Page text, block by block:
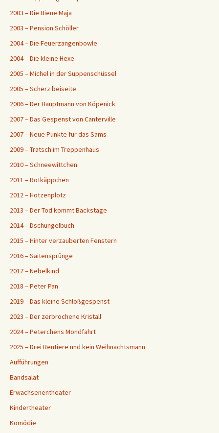
2003 – Die Biene Maja
2003 – Pension Schöller
2004 – Die Feuerzangenbowle
2004 – Die kleine Hexe
2005 – Michel in der Suppenschüssel
2005 – Scherz beiseite
2006 – Der Hauptmann von Köpenick
2007 – Das Gespenst von Canterville
2007 – Neue Punkte für das Sams
2009 – Tratsch im Treppenhaus
2010 – Schneewittchen
2011 – Rotkäppchen
2012 – Hotzenplotz
2013 – Der Tod kommt Backstage
2014 – Dschungelbuch
2015 – Hinter verzauberten Fenstern
2016 – Saitensprünge
2017 – Nebelkind
2018 – Peter Pan
2019 – Das kleine Schloßgespenst
2023 – Der zerbrochene Kristall
2024 – Peterchens Mondfahrt
2025 – Drei Rentiere und kein Weihnachtsmann
Aufführungen
Bandsalat
Erwachsenentheater
Kindertheater
Komödie